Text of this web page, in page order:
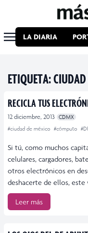
LA DIARIA
ETIQUETA:
RECICLA TUS
12 diciembre, 2013 CDMX
#ciudad de méxico #cómputo
Si tú, como muchos
celulares, cargadores,
otros electrónicos en
deshacerte de ellos, este
Leer más